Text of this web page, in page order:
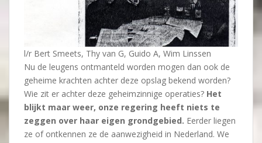
l/r Bert Smeets, Thy van G, Guido A, Wim Linssen
Nu de leugens ontmanteld worden mogen dan ook de
geheime krachten achter deze opslag bekend worden?
Wie zit er achter deze geheimzinnige operaties? Het
blijkt maar weer, onze regering heeft niets te
zeggen over haar eigen grondgebied. Eerder liegen
ze of ontkennen ze de aanwezigheid in Nederland. We